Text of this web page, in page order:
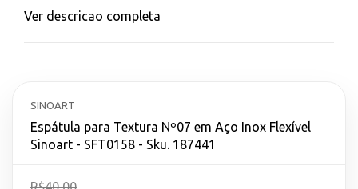
Ver descricao completa
SINOART
Espátula para Textura Nº07 em Aço Inox Flexível
Sinoart - SFT0158 - Sku. 187441